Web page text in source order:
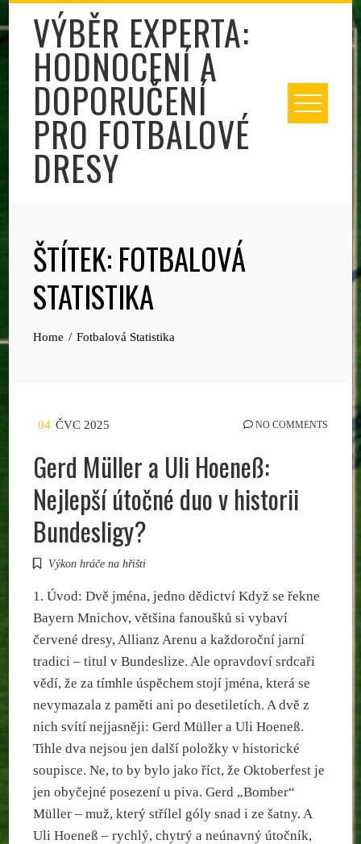
to
contentVÝBĚR EXPERTA:
HODNOCENÍ A
DOPORUČENÍ
PRO FOTBALOVÉ
DRESY
ŠTÍTEK: FOTBALOVÁ
STATISTIKA
Home Fotbalová Statistika
04 ČVC 2025 NO COMMENTS
Gerd Müller a Uli Hoeneß:
Nejlepší útočné duo v historii
Bundesligy?
Výkon hráče na hřišti
1. Úvod: Dvě jména, jedno dědictví Když se řekne
Bayern Mnichov, většina fanoušků si vybaví
červené dresy, Allianz Arenu a každoroční jarní
tradici – titul v Bundeslize. Ale opravdoví srdcaři
vědí, že za tímhle úspěchem stojí jména, která se
nevymazala z paměti ani po desetiletích. A dvě z
nich svítí nejjasněji: Gerd Müller a Uli Hoeneß.
Tihle dva nejsou jen další položky v historické
soupisce. Ne, to by bylo jako říct, že Oktoberfest je
jen obyčejné posezení u piva. Gerd „Bomber“
Müller – muž, který střílel góly snad i ze šatny. A
Uli Hoeneß – rychlý, chytrý a neúnavný útočník,